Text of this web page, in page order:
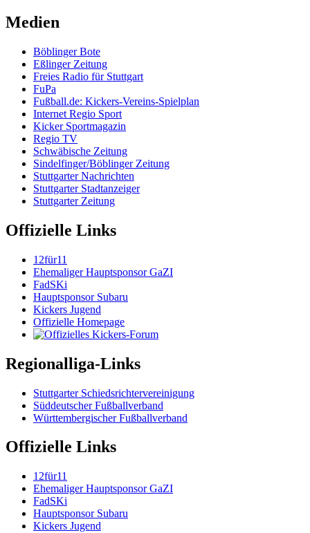
Medien
Böblinger Bote
Eßlinger Zeitung
Freies Radio für Stuttgart
FuPa
Fußball.de: Kickers-Vereins-Spielplan
Internet Regio Sport
Kicker Sportmagazin
Regio TV
Schwäbische Zeitung
Sindelfinger/Böblinger Zeitung
Stuttgarter Nachrichten
Stuttgarter Stadtanzeiger
Stuttgarter Zeitung
Offizielle Links
12für11
Ehemaliger Hauptsponsor GaZI
FadSKi
Hauptsponsor Subaru
Kickers Jugend
Offizielle Homepage
Regionalliga-Links
Stuttgarter Schiedsrichtervereinigung
Süddeutscher Fußballverband
Württembergischer Fußballverband
Offizielle Links
12für11
Ehemaliger Hauptsponsor GaZI
FadSKi
Hauptsponsor Subaru
Kickers Jugend